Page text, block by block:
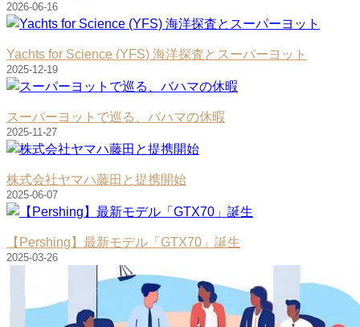
2026-06-16
Yachts for Science (YFS) 海洋探査とスーパーヨット
2025-12-19
スーパーヨットで巡る、バハマの休暇
2025-11-27
株式会社ヤマハ藤田と提携開始
2025-06-07
【Pershing】最新モデル「GTX70」誕生
2025-03-26